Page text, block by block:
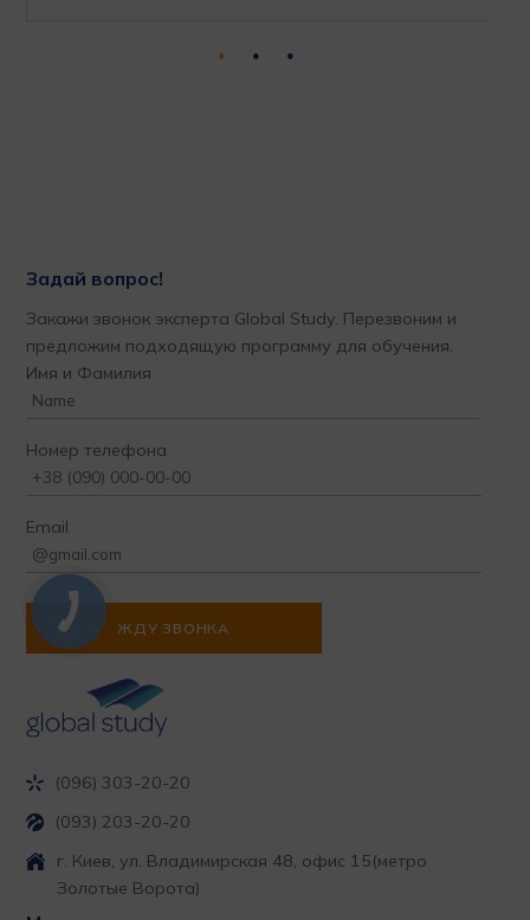
(096) 303-20-20
(093) 203-20-20
г. Киев, ул. Владимирская 48, офис 15(метро
Золотые Ворота)
Задай вопрос!
Закажи звонок эксперта Global Study. Перезвоним и
предложим подходящую программу для обучения.
Имя и Фамилия
Номер телефона
Email